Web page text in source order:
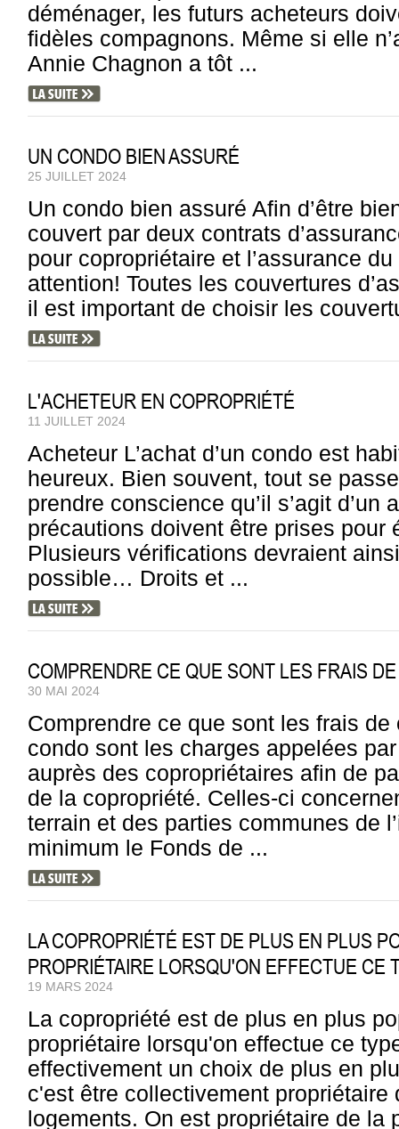
déménager, les futurs acheteurs
fidèles compagnons. Même si elle
Annie Chagnon a tôt ...
UN CONDO BIEN ASSURÉ
25 JUILLET 2024
Un condo bien assuré Afin d’être
couvert par deux contrats
pour copropriétaire et l’assurance
attention! Toutes les couvertures
il est important de choisir les
L'ACHETEUR EN COPROPRIÉTÉ
11 JUILLET 2024
Acheteur L’achat d’un condo est
heureux. Bien souvent, tout se
prendre conscience qu’il s’agit
précautions doivent être prises pour
Plusieurs vérifications devraient
possible… Droits et ...
COMPRENDRE CE QUE SONT LES FRAIS
30 MAI 2024
Comprendre ce que sont les frais
condo sont les charges appelées
auprès des copropriétaires afin de
de la copropriété. Celles-ci
terrain et des parties communes de
minimum le Fonds de ...
LA COPROPRIÉTÉ EST DE PLUS EN PLUS
PROPRIÉTAIRE LORSQU'ON EFFECTUE CE
19 MARS 2024
La copropriété est de plus en plus
propriétaire lorsqu'on effectue ce
effectivement un choix de plus en
c'est être collectivement
logements. On est propriétaire de la